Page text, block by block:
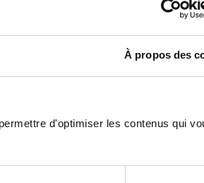
À propos des
d'optimiser les contenus qui
aux personnes en situation de
pour une personne